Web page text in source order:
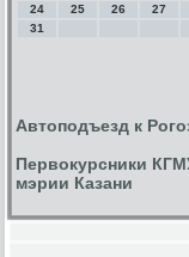
24
25 26 27
31
Автоподъезд к
Первокурсники
мэрии Казани